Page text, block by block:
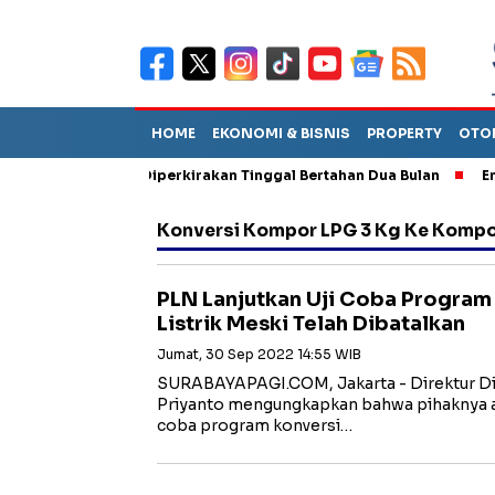
HOME EKONOMI & BISNIS PROPERTY
Sebut TPA Diperkirakan Tinggal Bertahan Dua Bulan Empat
Konversi Kompor LPG 3 Kg Ke
PLN Lanjutkan Uji Coba
Listrik Meski Telah Dibatalkan
Jumat, 30 Sep 2022 14:55 WIB
SURABAYAPAGI.COM, Jakarta - Direktur
Priyanto mengungkapkan bahwa
coba program konversi…